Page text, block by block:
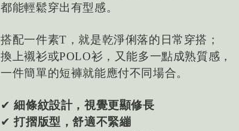
都能輕鬆穿出有型感。
搭配一件素T，就是乾淨俐落的日常穿搭；
換上襯衫或POLO衫，又能多一點成熟質感，
一件簡單的短褲就能應付不同場合。
✔ 細條紋設計，視覺更顯修長
✔ 打摺版型，舒適不緊繃